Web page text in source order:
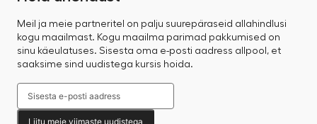
Meil ja meie partneritel on palju suurepäraseid allahindlusi
kogu maailmast. Kogu maailma parimad pakkumised on
sinu käeulatuses. Sisesta oma e-posti aadress allpool, et
saaksime sind uudistega kursis hoida.
Liitu meie viimaste uudistega